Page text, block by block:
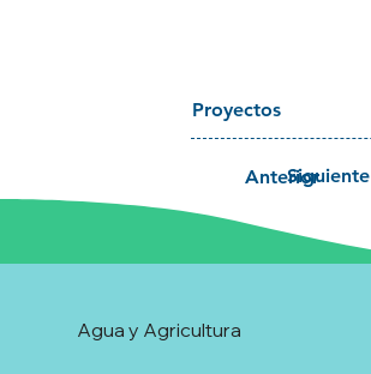
Siguiente
Anterior
Proyectos
Agua y Agricultura